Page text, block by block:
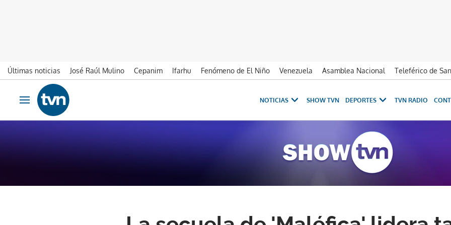
Últimas noticias José Raúl Mulino Cepanim Ifarhu Fenómeno de El Niño Venezuela Asamblea Nacional Teleférico de
Ir al contenido
Obrir navegació
NOTICIAS SHOW TVN DEPORTES TVN RADIO